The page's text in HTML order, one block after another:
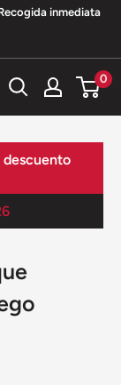
inmediata
0
descuento